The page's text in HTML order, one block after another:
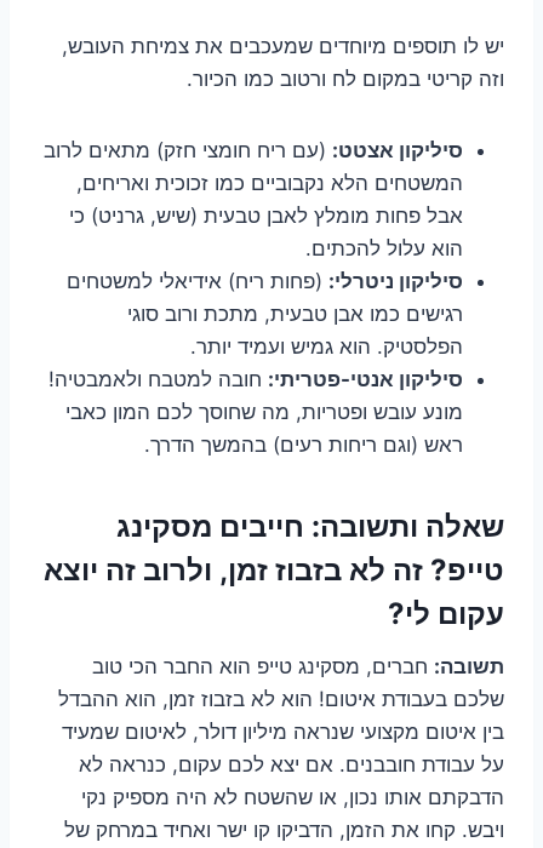
יש לו תוספים מיוחדים שמעכבים את צמיחת העובש,
וזה קריטי במקום לח ורטוב כמו הכיור.
סיליקון אצטט: (עם ריח חומצי חזק) מתאים לרוב
המשטחים הלא נקבוביים כמו זכוכית ואריחים,
אבל פחות מומלץ לאבן טבעית (שיש, גרניט) כי
הוא עלול להכתים.
סיליקון ניטרלי: (פחות ריח) אידיאלי למשטחים
רגישים כמו אבן טבעית, מתכת ורוב סוגי
הפלסטיק. הוא גמיש ועמיד יותר.
סיליקון אנטי-פטריתי: חובה למטבח ולאמבטיה!
מונע עובש ופטריות, מה שחוסך לכם המון כאבי
ראש (וגם ריחות רעים) בהמשך הדרך.
שאלה ותשובה: חייבים מסקינג
טייפ? זה לא בזבוז זמן, ולרוב זה יוצא
עקום לי?
תשובה: חברים, מסקינג טייפ הוא החבר הכי טוב
שלכם בעבודת איטום! הוא לא בזבוז זמן, הוא ההבדל
בין איטום מקצועי שנראה מיליון דולר, לאיטום שמעיד
על עבודת חובבנים. אם יצא לכם עקום, כנראה לא
הדבקתם אותו נכון, או שהשטח לא היה מספיק נקי
ויבש. קחו את הזמן, הדביקו קו ישר ואחיד במרחק של